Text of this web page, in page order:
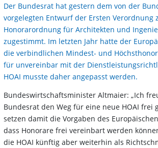
Der Bundesrat hat gestern dem von der
vorgelegten Entwurf der Ersten Verordnung
Honorarordnung für Architekten und
zugestimmt. Im letzten Jahr hatte der
die verbindlichen Mindest- und
für unvereinbar mit der
HOAI musste daher angepasst werden.
Bundeswirtschaftsminister Altmaier: „Ich
Bundesrat den Weg für eine neue HOAI frei
setzen damit die Vorgaben des
dass Honorare frei vereinbart werden
die HOAI künftig aber weiterhin als